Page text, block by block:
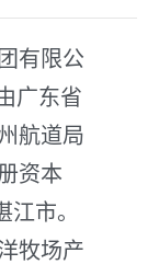
有限公
广东省
航道局
资本
市。
牧场产